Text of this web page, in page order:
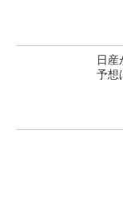
日
予想